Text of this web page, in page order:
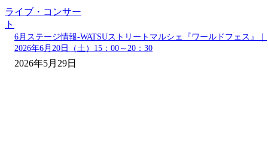
ライブ・コンサー
ト
6月ステージ情報-WATSUストリートマルシェ『ワールドフェス』｜
2026年6月20日（土）15：00～20：30
2026年5月29日